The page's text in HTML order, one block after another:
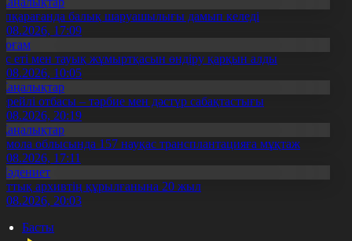
балық шаруашылығы дамып келеді
17:09
еті мен тауық жұмыртқасын өндіру қарқын алды
10:05
отбасы – тәрбие мен дәстүр сабақтастығы
20:19
облысында 157 науқас трансплантацияға мұқтаж
17:11
архивтің құрылғанына 20 жыл
20:03
Басты